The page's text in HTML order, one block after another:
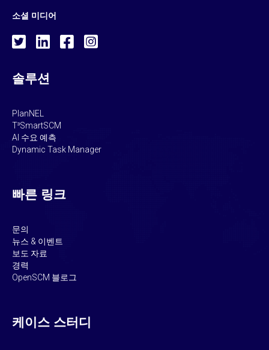
소셜 미디어
솔루션
PlanNEL
T³SmartSCM
AI 수요 예측
Dynamic Task Manager
빠른 링크
문의
뉴스 & 이벤트
보도 자료
경력
OpenSCM 블로그
케이스 스터디